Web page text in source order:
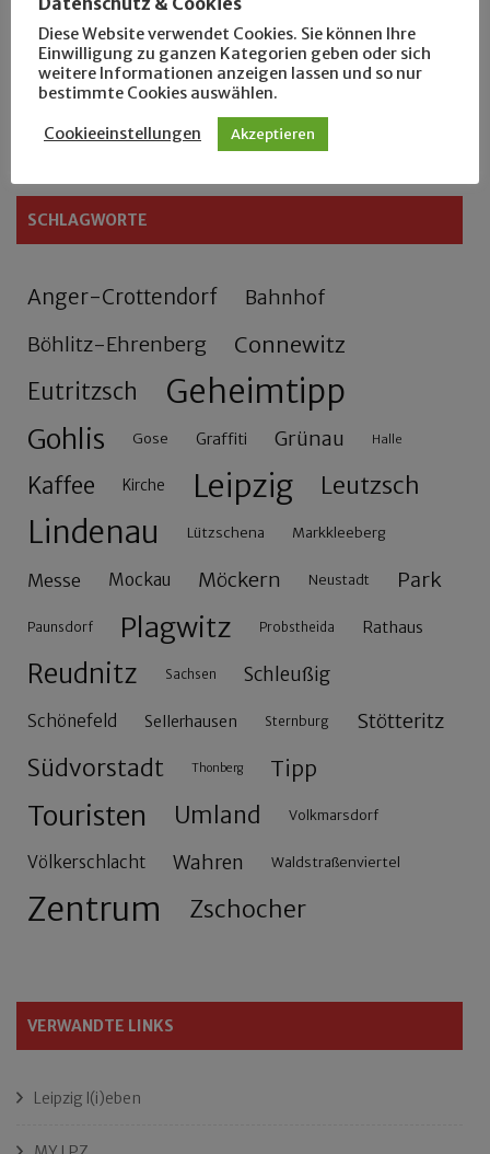
Rennfahrer in Schönefeld und Zschocher
Zu Fuß durch Anger-Crottendorf
Sammler- und Wanderfreund Hardy
SCHLAGWORTE
Anger-Crottendorf Bahnhof
Böhlitz-Ehrenberg Connewitz
Eutritzsch Geheimtipp
Gohlis Gose Graffiti Grünau Halle
Kaffee Kirche Leipzig Leutzsch
Lindenau Lützschena Markkleeberg
Messe Mockau Möckern Neustadt Park
Paunsdorf Plagwitz Probstheida Rathaus
Reudnitz Sachsen Schleußig
Schönefeld Sellerhausen Sternburg Stötteritz
Südvorstadt Thonberg Tipp
Touristen Umland Volkmarsdorf
Völkerschlacht Wahren Waldstraßenviertel
Zentrum Zschocher
VERWANDTE LINKS
Leipzig l(i)eben
Diese Website verwendet Cookies. Sie können Ihre
Einwilligung zu ganzen Kategorien geben oder sich
weitere Informationen anzeigen lassen und so nur
bestimmte Cookies auswählen.
Cookieeinstellungen Akzeptieren